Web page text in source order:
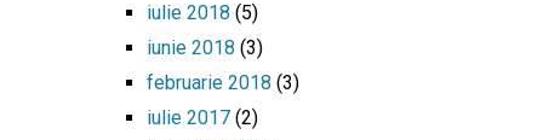
iulie 2018 (5)
iunie 2018 (3)
februarie 2018 (3)
iulie 2017(2)